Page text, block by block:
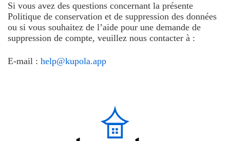
Si vous avez des questions concernant la présente
Politique de conservation et de suppression des données
ou si vous souhaitez de l’aide pour une demande de
suppression de compte, veuillez nous contacter à :
E-mail : help@kupola.app